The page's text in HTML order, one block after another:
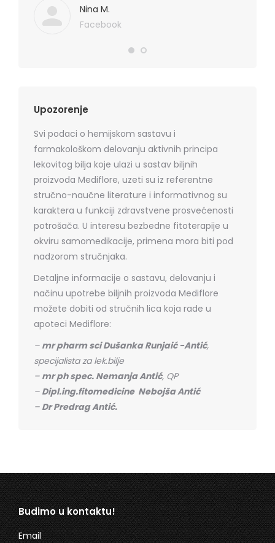
Nina M.
Facebook
Upozorenje
Svi podaci o hemijskom sastavu i
farmakološkom delovanju aktivnih principa
lekovitog bilja koje ulazi u sastav biljnih
proizvoda Mediflore, uzeti su iz referentne
stručno-naučne literature i informativnog su
karaktera u funkciji zdravstvene prosvećenosti
potrošača. U interesu bezbedne fitoterapije u
okviru samomedikacije, primena mora biti pod
nadzorom stručnjaka.
Detaljne informacije o sastavu, delovanju i
načinu upotrebe biljnih proizvoda Mediflore
možete dobiti od stručnih lica koja rade u
apoteci Mediflore:
– mr pharm sci Dušanka Runjaić -Antić,
specijalista za lek.bilje
– mr ph spec. Nemanja Antić, QP
– Dipl.ing.fitomedicine Nebojša Antić
– Dr Predrag Antić.
Budimo u kontaktu!
Email